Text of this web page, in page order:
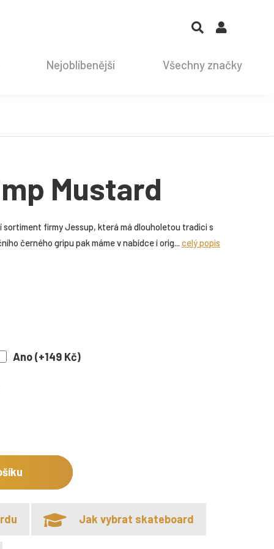
Nejoblíbenější Všechny značky
Mustard
firmy Jessup, která má dlouholetou tradici s
černého gripu pak máme v nabídce i orig...celý popis
Ano (+149 Kč)
Jak vybrat skateboard